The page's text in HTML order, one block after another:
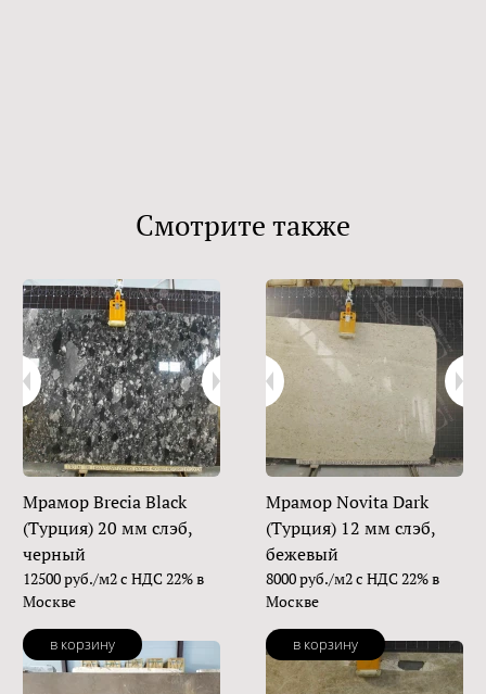
Смотрите также
Мрамор Brecia Black
(Турция) 20 мм слэб,
черный
12500 руб./м2 с НДС 22% в
Москве
в корзину
Мрамор Novita Dark
(Турция) 12 мм слэб,
бежевый
8000 руб./м2 с НДС 22% в
Москве
в корзину